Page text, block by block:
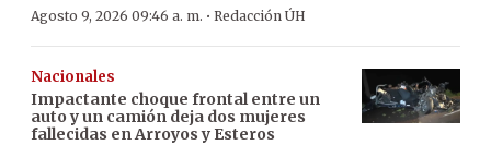
Agosto 9, 2026 09:46 a. m. · Redacción ÚH
Nacionales
Impactante choque frontal entre un
auto y un camión deja dos mujeres
fallecidas en Arroyos y Esteros